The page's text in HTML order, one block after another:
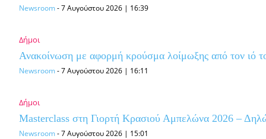
Newsroom-7 Αυγούστου 2026 | 16:39
Δήμοι
Ανακοίνωση με αφορμή κρούσμα λοίμωξης από τον ιό
Newsroom-7 Αυγούστου 2026 | 16:11
Δήμοι
Masterclass στη Γιορτή Κρασιού Αμπελώνα 2026 –
Newsroom-7 Αυγούστου 2026 | 15:01